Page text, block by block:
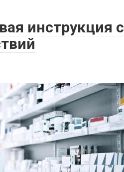
инструкция с